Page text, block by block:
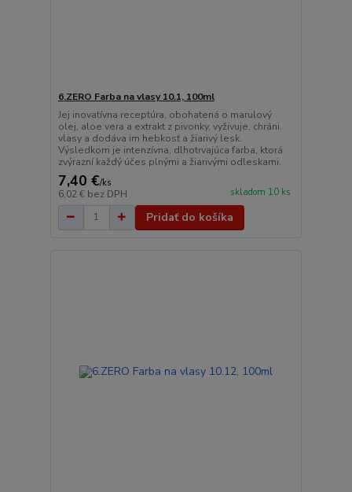
6.ZERO Farba na vlasy 10.1, 100ml
Jej inovatívna receptúra, obohatená o marulový
olej, aloe vera a extrakt z pivonky, vyživuje, chráni
vlasy a dodáva im hebkosť a žiarivý lesk.
Výsledkom je intenzívna, dlhotrvajúca farba, ktorá
zvýrazní každý účes plnými a žiarivými odleskami.
7,40 €/ks
6,02 € bez DPH skladom 10 ks
Pridať do košíka